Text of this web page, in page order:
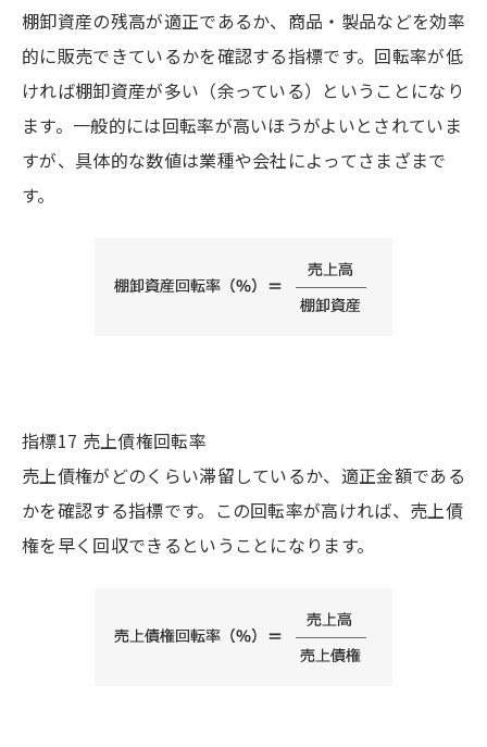
棚卸資産の残高が適正であるか、商品・製品などを効率
的に販売できているかを確認する指標です。回転率が低
ければ棚卸資産が多い（余っている）ということになり
ます。一般的には回転率が高いほうがよいとされていま
すが、具体的な数値は業種や会社によってさまざまで
す。
指標17 売上債権回転率
売上債権がどのくらい滞留しているか、適正金額である
かを確認する指標です。この回転率が高ければ、売上債
権を早く回収できるということになります。